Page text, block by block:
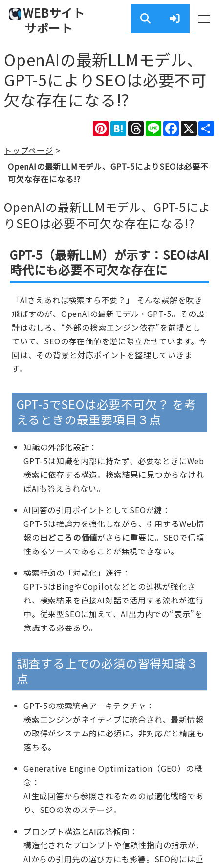
WEBサイト
サポート
OpenAIの最新LLMモデル、
GPT-5によりSEOは必要不可
欠な存在になる!?
X
Facebook
Line
Threads
Hatena
Pinterest
トップページ >
OpenAIの最新LLMモデル、GPT-5によりSEOは必要不
可欠な存在になる!?
OpenAIの最新LLMモデル、GPT-5によ
りSEOは必要不可欠な存在になる!?
GPT-5（最新LLM）が示す：SEOはAI
時代にも必要不可欠な存在に
「AIさえあれば検索すら不要？」 そんな誤解を吹き
飛ばすのが、OpenAIの最新モデル・GPT-5。その設
計はむしろ、“外部の検索エンジン依存”を前提とし
ていて、SEOの存在価値を逆に際立たせています。今
回は、その背景と対応ポイントを整理していきま
す。
GPT-5でSEOは必要不可欠？ を考
えるときの最重要項目３点
知識の外部化設計：
GPT-5は知識を内部に持たず、必要なときにWeb
検索に依存する構造。検索結果に見つからなけれ
ばAIも答えられない。
AI回答の引用ポイントとしてSEOが鍵：
GPT-5は推論力を強化しながら、引用するWeb情
報の出どころの価値がさらに重要に。SEOで信頼
性あるソースであることが無視できない。
検索行動の「対話化」進行：
GPT-5はBingやCopilotなどとの連携が強化さ
れ、検索結果を直接AI対話で活用する流れが進行
中。従来型SEOに加えて、AI出力内での“表示”を
意識する必要あり。
調査する上での必須の習得知識３
点
GPT-5の検索統合アーキテクチャ：
検索エンジンがネイティブに統合され、最新情報
の取得がシステム的に必須に。非対応だと精度も
落ちる。
Generative Engine Optimization（GEO）の概
念：
AI生成回答から参照されるための最適化戦略であ
り、SEOの次のステージ。
プロンプト構造とAI応答傾向：
構造化されたプロンプトや信頼性指向の指示が、
AIからの引用先の選び方にも影響。SEO的には重